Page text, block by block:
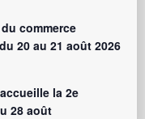
commerce
20 au 21 août 2026
la 2e
28 août